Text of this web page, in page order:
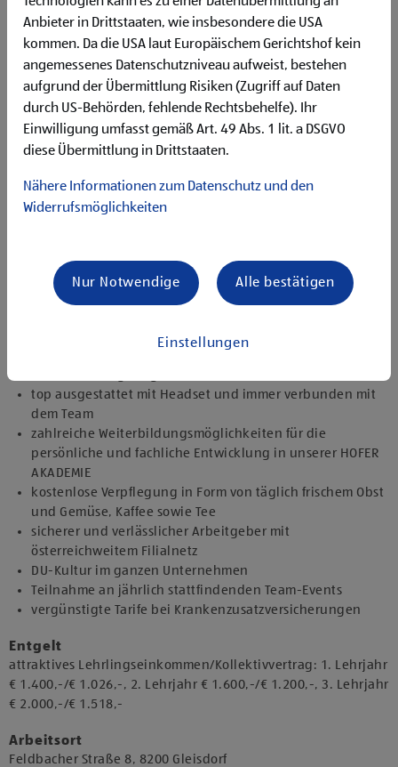
Flexibilität für Früh- und Spätdienste (Montag bis
Samstag)
Begeisterung im Handel zu arbeiten und den
Unternehmenserfolg mitzugestalten
Freude an der Arbeit im Team für ein motiviertes
Miteinander
Bereitschaft zu körperlich anspruchsvollen Tätigkeiten
freundlich im Umgang mit Kund:innen für eine
zuverlässige und organisierte Arbeitsweise zur
gewissenhaften Erledigung der Aufgaben
1.000 € HOFER Reisen- oder Warengutschein und
zusätzlich 1.500 € bei ausgezeichnetem Erfolg
Erfolgsprämien bei positivem Lehrabschluss (guter Erfolg:
top ausgestattet mit Headset und immer verbunden mit
dem Team
zahlreiche Weiterbildungsmöglichkeiten für die
persönliche und fachliche Entwicklung in unserer HOFER
AKADEMIE
kostenlose Verpflegung in Form von täglich frischem Obst
und Gemüse, Kaffee sowie Tee
sicherer und verlässlicher Arbeitgeber mit
österreichweitem Filialnetz
DU-Kultur im ganzen Unternehmen
Teilnahme an jährlich stattfindenden Team-Events
vergünstigte Tarife bei Krankenzusatzversicherungen
Entgelt
attraktives Lehrlingseinkommen/Kollektivvertrag: 1. Lehrjahr
€ 1.400,-/€ 1.026,-, 2. Lehrjahr € 1.600,-/€ 1.200,-, 3. Lehrjahr
€ 2.000,-/€ 1.518,-
Arbeitsort
​Feldbacher Straße 8, 8200 Gleisdorf​​
Anbieter in Drittstaaten, wie insbesondere die USA
kommen. Da die USA laut Europäischem Gerichtshof kein
angemessenes Datenschutzniveau aufweist, bestehen
aufgrund der Übermittlung Risiken (Zugriff auf Daten
durch US-Behörden, fehlende Rechtsbehelfe). Ihr
Einwilligung umfasst gemäß Art. 49 Abs. 1 lit. a DSGVO
diese Übermittlung in Drittstaaten.
Nähere Informationen zum Datenschutz und den
Widerrufsmöglichkeiten
Einstellungen
Nur Notwendige Alle bestätigen